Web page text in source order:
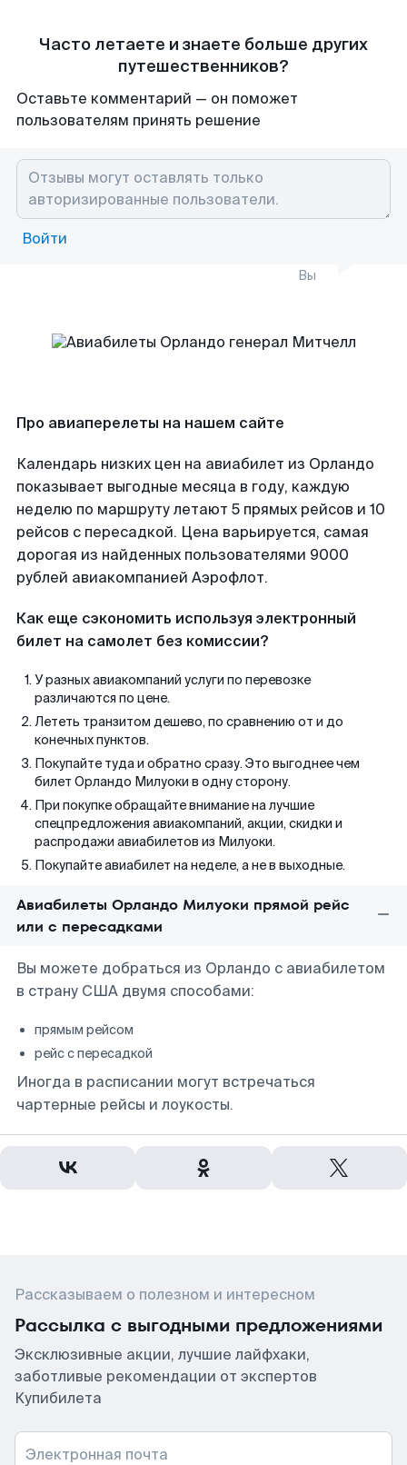
Часто летаете и знаете больше других
путешественников?
Оставьте комментарий — он поможет
пользователям принять решение
Войти
Вы
Про авиаперелеты на нашем сайте
Календарь низких цен на авиабилет из Орландо
показывает выгодные месяца в году, каждую
неделю по маршруту летают 5 прямых рейсов и 10
рейсов с пересадкой. Цена варьируется, самая
дорогая из найденных пользователями 9000
рублей авиакомпанией Аэрофлот.
Как еще сэкономить используя электронный
билет на самолет без комиссии?
У разных авиакомпаний услуги по перевозке
различаются по цене.
Лететь транзитом дешево, по сравнению от и до
конечных пунктов.
Покупайте туда и обратно сразу. Это выгоднее чем
билет Орландо Милуоки в одну сторону.
При покупке обращайте внимание на лучшие
спецпредложения авиакомпаний, акции, скидки и
распродажи авиабилетов из Милуоки.
Покупайте авиабилет на неделе, а не в выходные.
Авиабилеты Орландо Милуоки прямой рейс
или с пересадками
Вы можете добраться из Орландо с авиабилетом
в страну США двумя способами:
прямым рейсом
рейс с пересадкой
Иногда в расписании могут встречаться
чартерные рейсы и лоукосты.
Рассказываем о полезном и интересном
Рассылка с выгодными предложениями
Эксклюзивные акции, лучшие лайфхаки,
заботливые рекомендации от экспертов
Купибилета
Электронная почта